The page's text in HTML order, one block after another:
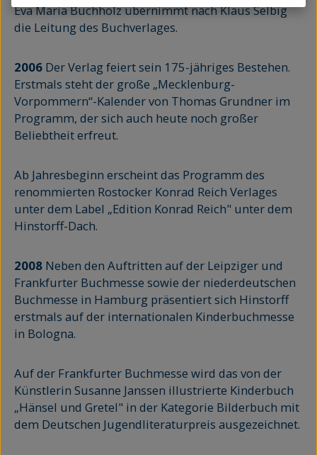
Eva Maria Buchholz übernimmt nach Klaus Selbig
die Leitung des Buchverlages.
2006 Der Verlag feiert sein 175-jähriges Bestehen.
Erstmals steht der große „Mecklenburg-
Vorpommern“-Kalender von Thomas Grundner im
Programm, der sich auch heute noch großer
Beliebtheit erfreut.
Ab Jahresbeginn erscheint das Programm des
renommierten Rostocker Konrad Reich Verlages
unter dem Label „Edition Konrad Reich" unter dem
Hinstorff-Dach.
2008 Neben den Auftritten auf der Leipziger und
Frankfurter Buchmesse sowie der niederdeutschen
Buchmesse in Hamburg präsentiert sich Hinstorff
erstmals auf der internationalen Kinderbuchmesse
in Bologna.
Auf der Frankfurter Buchmesse wird das von der
Künstlerin Susanne Janssen illustrierte Kinderbuch
„Hänsel und Gretel" in der Kategorie Bilderbuch mit
dem Deutschen Jugendliteraturpreis ausgezeichnet.